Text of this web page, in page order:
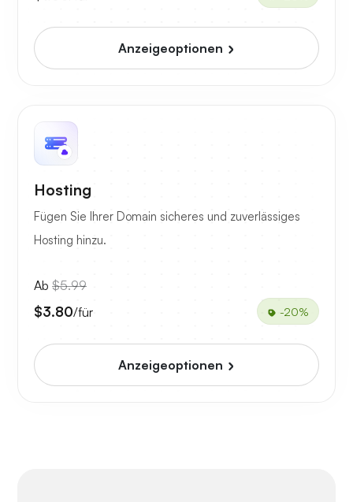
Anzeigeoptionen
Hosting
Fügen Sie Ihrer Domain sicheres und zuverlässiges
Hosting hinzu.
Ab $5.99
$3.80/für -20%
Anzeigeoptionen